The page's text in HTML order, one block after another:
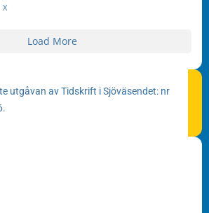
X
Load More
utgåvan av Tidskrift i Sjöväsendet: nr